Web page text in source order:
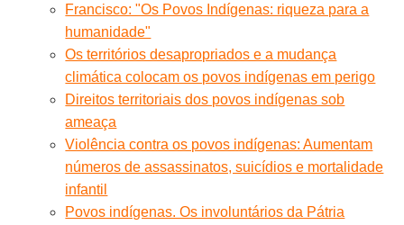
Francisco: "Os Povos Indígenas: riqueza para a
humanidade"
Os territórios desapropriados e a mudança
climática colocam os povos indígenas em perigo
Direitos territoriais dos povos indígenas sob
ameaça
Violência contra os povos indígenas: Aumentam
números de assassinatos, suicídios e mortalidade
infantil
Povos indígenas. Os involuntários da Pátria